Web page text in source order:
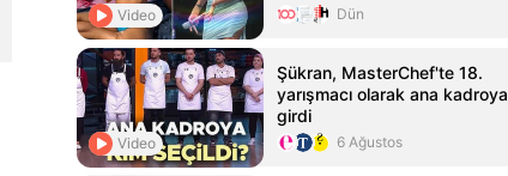
x.com 5 Eylül
Video Dün
Video
Şükran, MasterChef'te 18.
yarışmacı olarak ana kadroya
girdi
6 Ağustos